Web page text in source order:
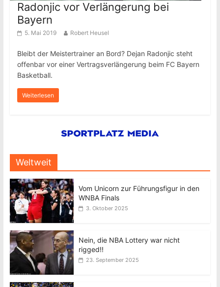
Radonjic vor Verlängerung bei
Bayern
5. Mai 2019 Robert Heusel
Bleibt der Meistertrainer an Bord? Dejan Radonjic steht
offenbar vor einer Vertragsverlängerung beim FC Bayern
Basketball.
Weiterlesen
Weltweit
Vom Unicorn zur Führungsfigur in den
WNBA Finals
3. Oktober 2025
Nein, die NBA Lottery war nicht
rigged!!
23. September 2025